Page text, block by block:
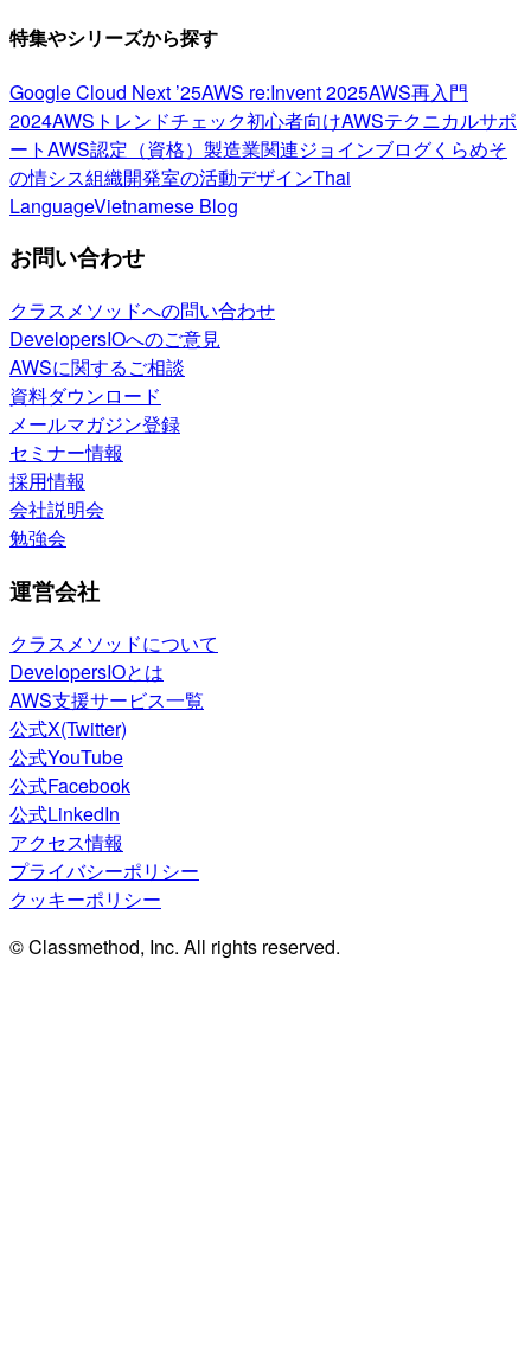
特集やシリーズから探す
Google Cloud Next ’25AWS re:Invent 2025AWS再入門
2024AWSトレンドチェック初心者向けAWSテクニカルサポ
ートAWS認定（資格） 製造業関連ジョインブログくらめそ
の情シス組織開発室の活動デザインThai
LanguageVietnamese Blog
お問い合わせ
クラスメソッドへの問い合わせ
DevelopersIOへのご意見
AWSに関するご相談
資料ダウンロード
メールマガジン登録
セミナー情報
採用情報
会社説明会
勉強会
運営会社
クラスメソッドについて
DevelopersIOとは
AWS支援サービス一覧
公式X(Twitter)
公式YouTube
公式Facebook
公式LinkedIn
アクセス情報
プライバシーポリシー
クッキーポリシー
© Classmethod, Inc. All rights reserved.